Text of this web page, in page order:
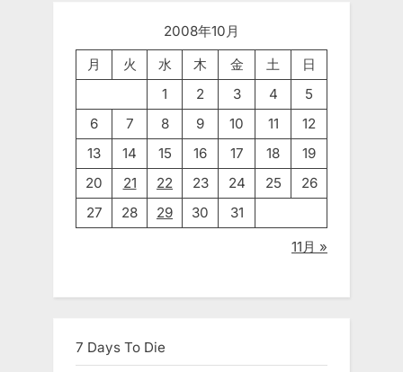
2008年10月
月
火 水 木 金 土
日
1
2 3 4
5
6
7 8 9 10 11
12
13
14 15 16 17 18
19
20
21 22 23 24 25
26
27
28 29 30
31
11月 »
7 Days To Die